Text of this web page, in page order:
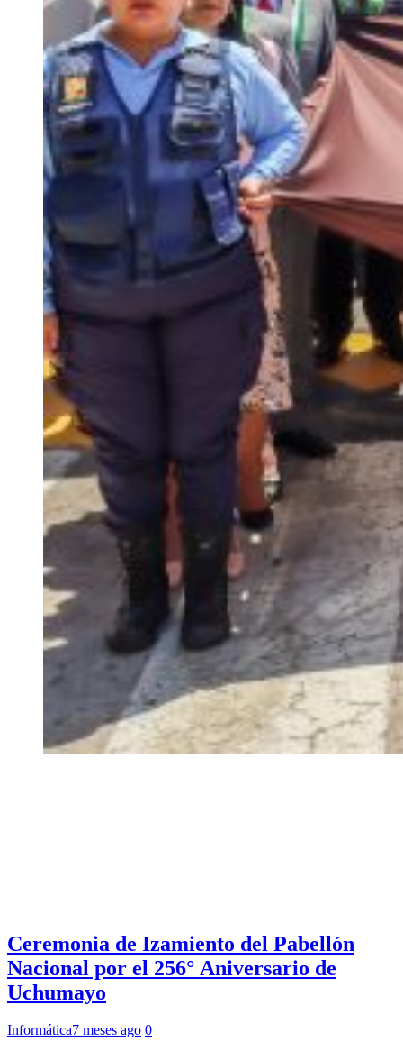
Ceremonia de Izamiento del Pabellón
Nacional por el 256° Aniversario de
Uchumayo
Informática7 meses ago 0